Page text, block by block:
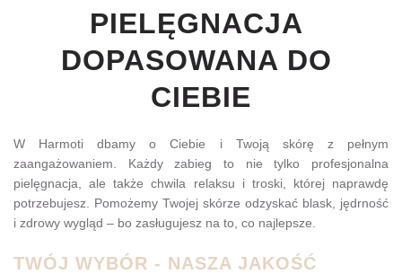
PIELĘGNACJA
DOPASOWANA DO
CIEBIE
W Harmoti dbamy o Ciebie i Twoją skórę z pełnym
zaangażowaniem. Każdy zabieg to nie tylko profesjonalna
pielęgnacja, ale także chwila relaksu i troski, której naprawdę
potrzebujesz. Pomożemy Twojej skórze odzyskać blask, jędrność
i zdrowy wygląd – bo zasługujesz na to, co najlepsze.
TWÓJ WYBÓR - NASZA JAKOŚĆ